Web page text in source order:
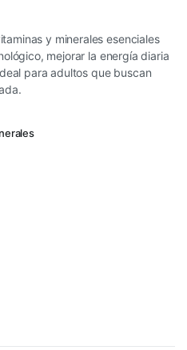
y minerales esenciales
mejorar la energía diaria
para adultos que buscan